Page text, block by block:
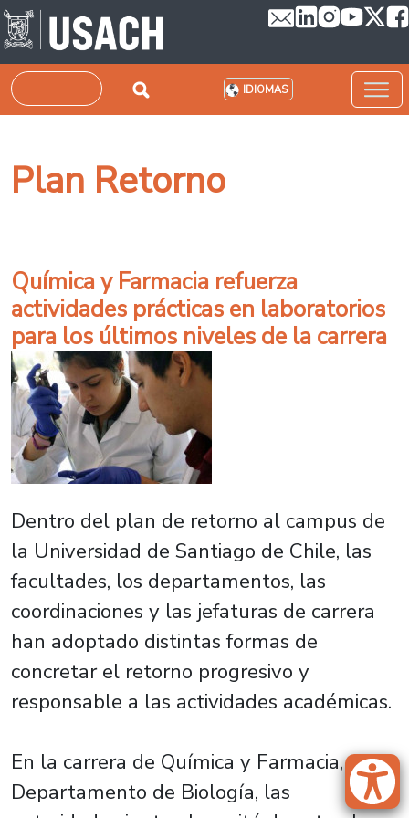
Pasar al contenido principal
Buscar IDIOMAS
Plan Retorno
Química y Farmacia refuerza
actividades prácticas en laboratorios
para los últimos niveles de la carrera
Dentro del plan de retorno al campus de
la Universidad de Santiago de Chile, las
facultades, los departamentos, las
coordinaciones y las jefaturas de carrera
han adoptado distintas formas de
concretar el retorno progresivo y
responsable a las actividades académicas.
En la carrera de Química y Farmacia, del
Departamento de Biología, las